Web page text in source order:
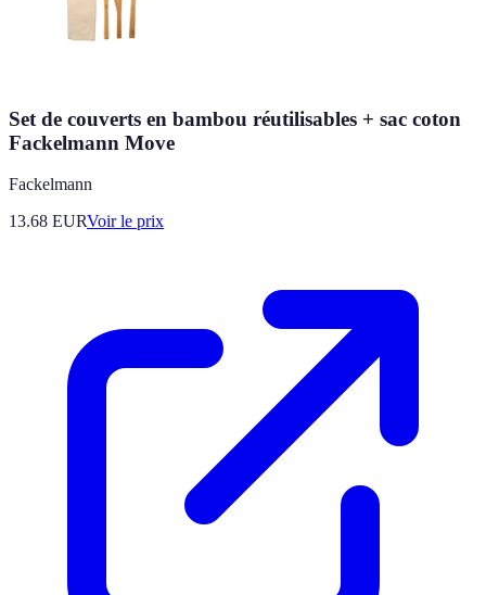
Set de couverts en bambou réutilisables + sac coton
Fackelmann Move
Fackelmann
13.68 EURVoir le prix